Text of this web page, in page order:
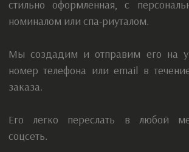
нам! Мы тут же все исправим и найдем ваш подарок
вместе. Ваше спокойствие и довольство того, кому вы
дарите, для нас очень важны.